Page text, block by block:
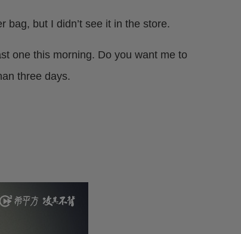
bag, but I didn’t see it in the store.
one this morning. Do you want me to
three days.